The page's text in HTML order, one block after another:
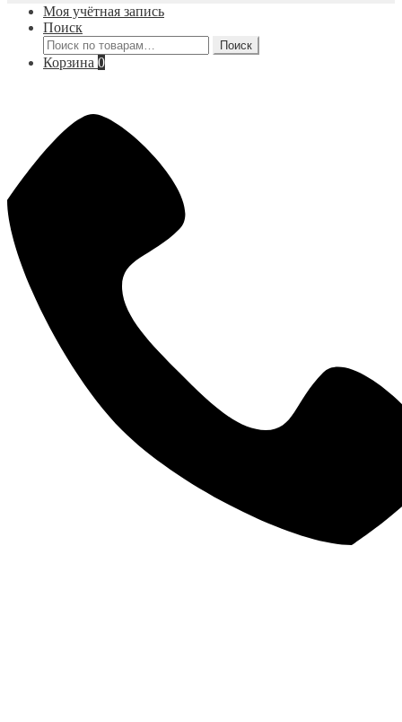
Моя учётная запись
Поиск
Искать:
Поиск
Корзина 0